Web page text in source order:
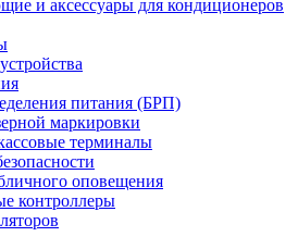
и аксессуары для кондиционеров
питания (БРП)
маркировки
терминалы
оповещения
контроллеры